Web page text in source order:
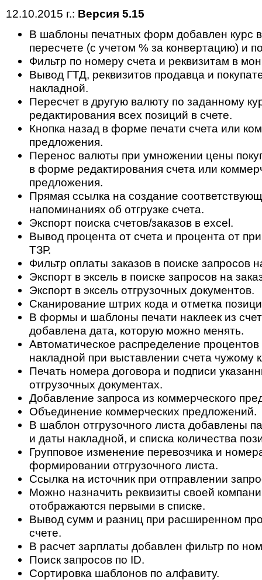
12.10.2015 г.: Версия 5.15
В шаблоны печатных форм добавлен курс
пересчете (с учетом % за конвертацию) и
Фильтр по номеру счета и реквизитам в
Вывод ГТД, реквизитов продавца и
накладной.
Пересчет в другую валюту по заданному
редактирования всех позиций в счете.
Кнопка назад в форме печати счета или
предложения.
Перенос валюты при умножении цены
в форме редактирования счета или
предложения.
Прямая ссылка на создание
напоминаниях об отгрузке счета.
Экспорт поиска счетов/заказов в excel.
Вывод процента от счета и процента от
ТЗР.
Фильтр оплаты заказов в поиске запросов
Экспорт в эксель в поиске запросов на
Экспорт в эксель отгрузочных документов.
Сканирование штрих кода и отметка
В формы и шаблоны печати наклеек из
добавлена дата, которую можно менять.
Автоматическое распределение процентов
накладной при выставлении счета чужому
Печать номера договора и подписи
отгрузочных документах.
Добавление запроса из коммерческого
Объединение коммерческих предложений.
В шаблон отгрузочного листа добавлены
и даты накладной, и списка количества
Групповое изменение перевозчика и
формировании отгрузочного листа.
Ссылка на источник при отправлении
Можно назначить реквизиты своей
отображаются первыми в списке.
Вывод сумм и разниц при расширенном
счете.
В расчет зарплаты добавлен фильтр по
Поиск запросов по ID.
Сортировка шаблонов по алфавиту.